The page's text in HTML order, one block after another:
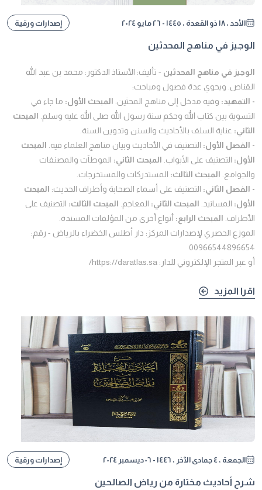
الأحد ، ١٨ ذو القعدة ، ١٤٤٥ - ٢٦ مايو ٢٠٢٤ إصدارات ورقية
الوجيز في مناهج المحدثين
الوجيز في مناهج المحدثين - تأليف: الأستاذ الدكتور: محمد بن عبد الله
القناص. ويحوي عدة فصول ومباحث:
- التمهيد: وفيه مدخل إلى مناهج المحثين: المبحث الأول: ما جاء في
التسوية بين كتاب الله وحكم سنة رسول الله صلى الله عليه وسلم. المبحث
الثاني: عناية السلف بالأحاديث والسنن وتدوين السنة.
- الفصل الأول: التصنيف في الأحاديث وبيان مناهج العلماء فيه. المبحث
الأول: التصنيف على الأبواب. المبحث الثاني: الموطآت والمصنفات
والجوامع. المبحث الثالث: المستدركات والمستخرجات.
- الفصل الثاني: التصنيف على أسماء الصحابة وأطراف الحديث: المبحث
الأول: المسانيد. المبحث الثاني: المعاجم. المبحث الثالث: التصنيف على
الأطراف. المبحث الرابع: أنواع أخرى من المؤلفات المسندة.
الموزع الحصري لإصدارات المركز: دار أطلس الخضراء بالرياض - رقم:
00966544896654
أو عبر المتجر الإلكتروني للدار: https://daratlas.sa/
اقرا المزيد
الجمعة ، ٤ جمادى الآخر ، ١٤٤٦ - ٠٦ ديسمبر ٢٠٢٤ إصدارات ورقية
شرح أحاديث مختارة من رياض الصالحين